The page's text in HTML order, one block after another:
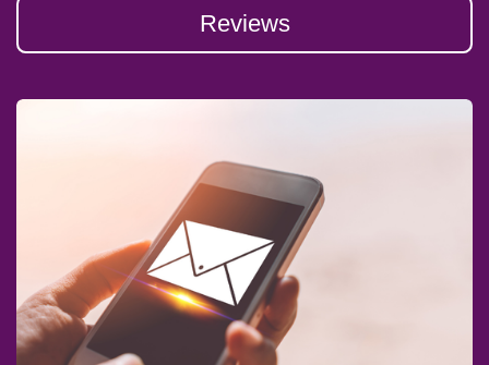
Reviews